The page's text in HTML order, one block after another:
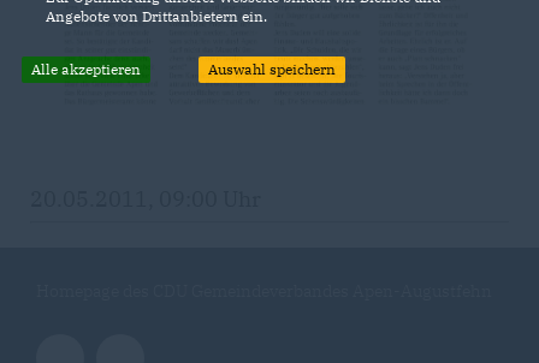
Angebote von Drittanbietern ein.
Alle akzeptieren Auswahl speichern